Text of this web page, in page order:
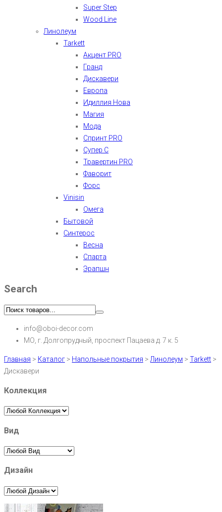
Super Step
Wood Line
Линолеум
Tarkett
Акцент PRO
Гранд
Дискавери
Европа
Идиллия Нова
Магия
Мода
Спринт PRO
Супер С
Травертин PRO
Фаворит
Форс
Vinisin
Омега
Бытовой
Синтерос
Весна
Спарта
Эрапшн
Search
info@oboi-decor.com
МО, г. Долгопрудный, проспект Пацаева д. 7 к. 5
Главная > Каталог > Напольные покрытия > Линолеум > Tarkett >
Дискавери
Коллекция
Вид
Дизайн